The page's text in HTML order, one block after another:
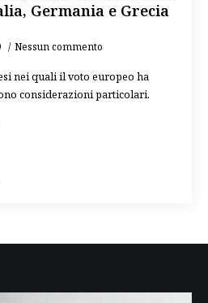
Germania e Grecia
Nessun commento
nei quali il voto europeo ha
considerazioni particolari.